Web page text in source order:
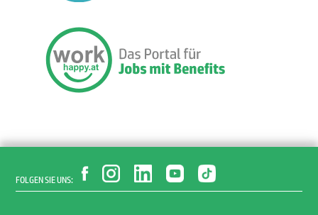
FOLGEN SIE UNS: